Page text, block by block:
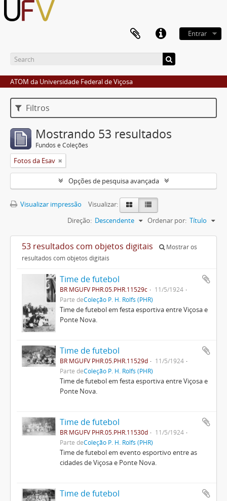
Entrar
ATOM da Universidade Federal de Viçosa
Filtros
Mostrando 53 resultados
Fundos e Coleções
Fotos da Esav
Opções de pesquisa avançada
Visualizar impressão
Visualizar:
Ordenar por: Título
Direção: Descendente
53 resultados com objetos digitais
Mostrar os
resultados com objetos digitais
Time de futebol
BR MGUFV PHR.05.PHR.11529c
11/5/1924
Parte deColeção P. H. Rolfs (PHR)
Time de futebol em festa esportiva entre Viçosa e
Ponte Nova.
Time de futebol
BR MGUFV PHR.05.PHR.11529d
11/5/1924
Parte deColeção P. H. Rolfs (PHR)
Time de futebol em festa esportiva entre Viçosa e
Ponte Nova.
Time de futebol
BR MGUFV PHR.05.PHR.11530d
11/5/1924
Parte deColeção P. H. Rolfs (PHR)
Time de futebol em evento esportivo entre as
cidades de Viçosa e Ponte Nova.
Time de futebol